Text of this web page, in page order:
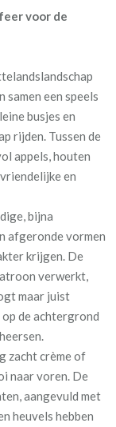
countryside
optioneel
aanvinken. Een
voor de
een speels
busjes en
rijden. Tussen de
appels, houten
en
bijna
afgeronde vormen
krijgen. De
verwerkt,
maar juist
de achtergrond
zacht crème of
naar voren. De
aangevuld met
heuvels hebben